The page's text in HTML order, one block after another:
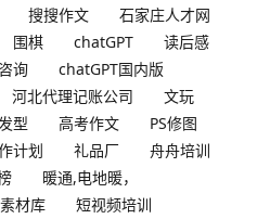
搜搜作文
石家庄人才网
围棋 chatGPT
读后感
询
chatGPT国内版
河北代理记账公司
文玩
型 高考作文
PS修图
计划 礼品厂
舟舟培训
暖通,电地暖，
材库
短视频培训